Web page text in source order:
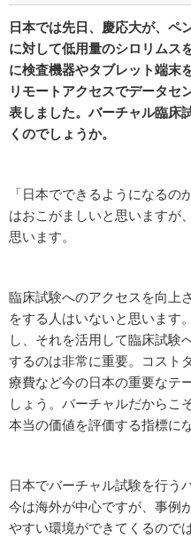
日本では先日、慶応大が、ペ
に対して低用量のシロリムス
に検査機器やタブレット端末
リモートアクセスでデータセ
表しました。バーチャル臨床
くのでしょうか。
「日本でできるようになる
はおこがましいと思いますが
思います。
臨床試験へのアクセスを向上
をする人はいないと思います
し、それを活用して臨床試験
するのは非常に重要。コスト
療費など今の日本の重要なテ
しょう。バーチャルだからこ
本当の価値を評価する指標に
日本でバーチャル試験を行う
今は海外が中心ですが、事例
やすい環境ができてくるので